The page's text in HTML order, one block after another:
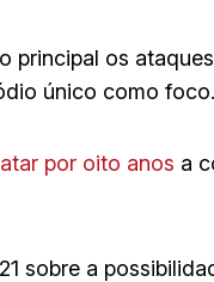
principal os
único como foco.
por oito anos a
sobre a